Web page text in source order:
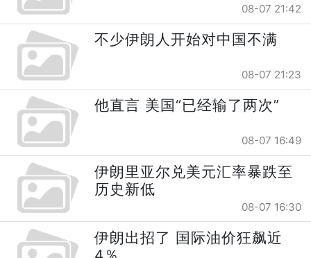
08-07 21:42
不少伊朗人开始对中国不满
08-07 21:23
他直言 美国“已经输了两次”
08-07 16:49
伊朗里亚尔兑美元汇率暴跌至
历史新低
08-07 16:30
伊朗出招了 国际油价狂飙近